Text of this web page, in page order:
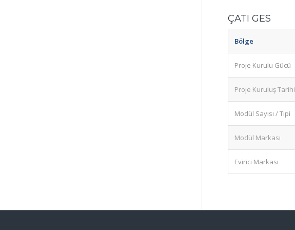
ÇATI GES
Bölge
Proje Kurulu Gücü
Proje Kuruluş Tarihi
Modül Sayısı / Tipi
Modül Markası
Evirici Markası